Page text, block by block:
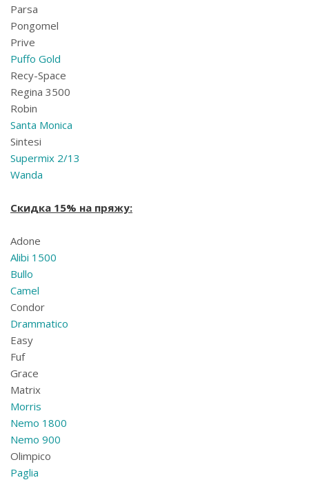
Parsa
Pongomel
Prive
Puffo Gold
Recy-Space
Regina 3500
Robin
Santa Monica
Sintesi
Supermix 2/13
Wanda
Скидка 15% на пряжу:
Adone
Alibi 1500
Bullo
Camel
Condor
Drammatico
Easy
Fuf
Grace
Matrix
Morris
Nemo 1800
Nemo 900
Olimpico
Paglia